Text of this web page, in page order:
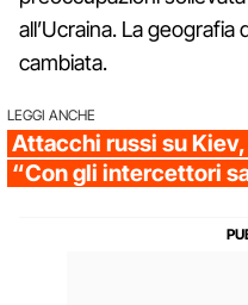
all’Ucraina. La
cambiata.
LEGGI ANCHE
Attacchi russi su
“Con gli intercettori